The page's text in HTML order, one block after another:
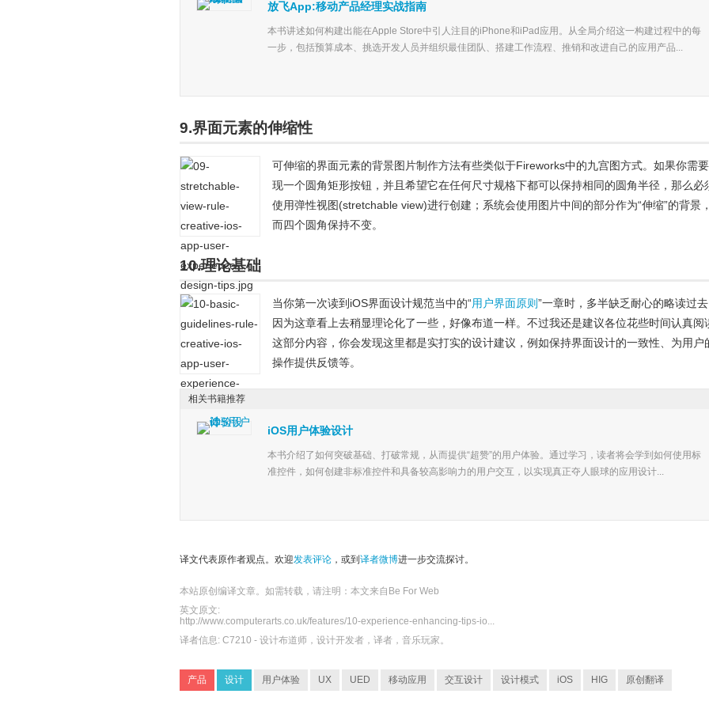
放飞App:移动产品经理实战指南
本书讲述如何构建出能在Apple Store中引人注目的iPhone和iPad应用。从全局介绍这一构建过程中的每
一步，包括预算成本、挑选开发人员并组织最佳团队、搭建工作流程、推销和改进自己的应用产品...
9.界面元素的伸缩性
可伸缩的界面元素的背景图片制作方法有些类似于Fireworks中的九宫图方式。如果你需
现一个圆角矩形按钮，并且希望它在任何尺寸规格下都可以保持相同的圆角半径，那么必
使用弹性视图(stretchable view)进行创建；系统会使用图片中间的部分作为“伸缩”的背景，
而四个圆角保持不变。
10.理论基础
当你第一次读到iOS界面设计规范当中的“用户界面原则”一章时，多半缺乏耐心的略读过去
因为这章看上去稍显理论化了一些，好像布道一样。不过我还是建议各位花些时间认真阅
这部分内容，你会发现这里都是实打实的设计建议，例如保持界面设计的一致性、为用户
操作提供反馈等。
iOS用户体验设计
本书介绍了如何突破基础、打破常规，从而提供“超赞”的用户体验。通过学习，读者将会学到如何使用标
准控件，如何创建非标准控件和具备较高影响力的用户交互，以实现真正夺人眼球的应用设计...
相关书籍推荐
译文代表原作者观点。欢迎发表评论 ，或到 译者微博进一步交流探讨。
本站原创编译文章。如需转载，请注明：本文来自 Be For Web
英文原文:
http://www.computerarts.co.uk/features/10-experience-enhancing-tips-io...
译者信息: C7210 - 设计布道师，设计开发者，译者，音乐玩家。
产品 设计 用户体验 UX UED 移动应用 交互设计 设计模式 iOS HIG 原创翻译